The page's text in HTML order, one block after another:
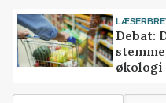
Debat:
økologi